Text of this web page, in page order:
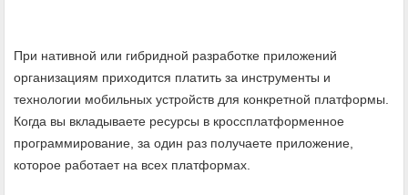
При нативной или гибридной разработке приложений
организациям приходится платить за инструменты и
технологии мобильных устройств для конкретной платформы.
Когда вы вкладываете ресурсы в кроссплатформенное
программирование, за один раз получаете приложение,
которое работает на всех платформах.